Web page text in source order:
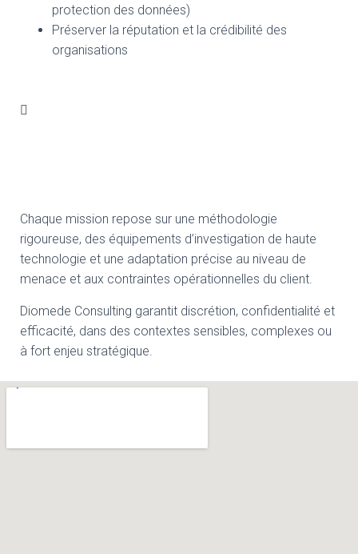
protection des données)
Préserver la réputation et la crédibilité des
organisations
Chaque mission repose sur une méthodologie
rigoureuse, des équipements d’investigation de haute
technologie et une adaptation précise au niveau de
menace et aux contraintes opérationnelles du client.
Diomede Consulting garantit discrétion, confidentialité et
efficacité, dans des contextes sensibles, complexes ou
à fort enjeu stratégique.